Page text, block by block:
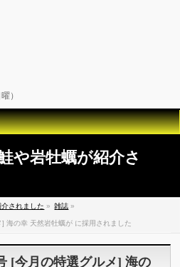
）
や岩牡蠣が紹介さ
されました » 雑誌 »
海の幸 天然岩牡蠣が に採用されました
[今月の特選グルメ] 海の